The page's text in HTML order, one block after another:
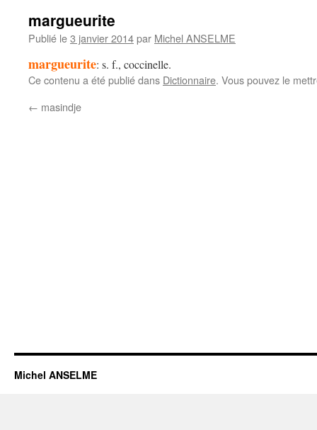
margueurite
Publié le3 janvier 2014par Michel ANSELME
margueurite: s. f., coccinelle.
Ce contenu a été publié dans Dictionnaire. Vous pouvez le
← masindje
Michel ANSELME